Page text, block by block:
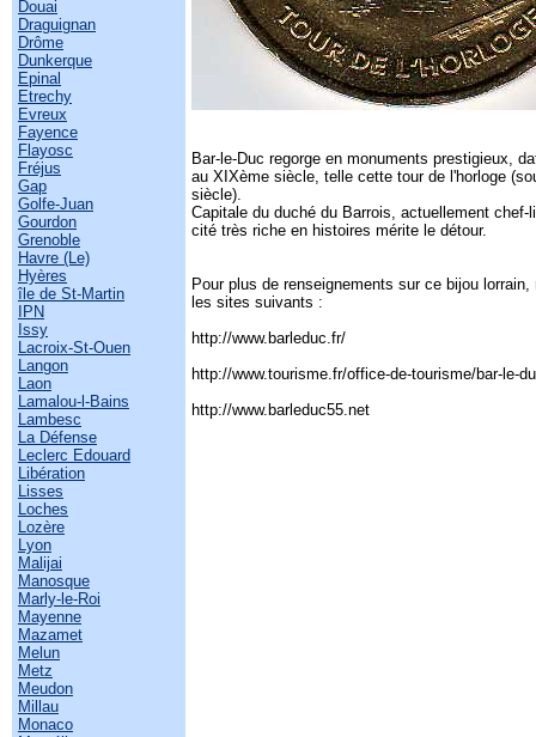
Douai
Draguignan
Drôme
Dunkerque
Epinal
Etrechy
Evreux
Fayence
Flayosc
Fréjus
Gap
Golfe-Juan
Gourdon
Grenoble
Havre (Le)
Hyères
île de St-Martin
IPN
Issy
Lacroix-St-Ouen
Langon
Laon
Lamalou-l-Bains
Lambesc
La Défense
Leclerc Edouard
Libération
Lisses
Loches
Lozère
Lyon
Malijai
Manosque
Marly-le-Roi
Mayenne
Mazamet
Melun
Metz
Meudon
Millau
Monaco
Bar-le-Duc regorge en monuments prestigieux,
au XIXème siècle, telle cette tour de l'horloge
siècle).
Capitale du duché du Barrois, actuellement
cité très riche en histoires mérite le détour.
Pour plus de renseignements sur ce bijou
les sites suivants :
http://www.barleduc.fr/
http://www.tourisme.fr/office-de-tourisme/bar-le-
http://www.barleduc55.net